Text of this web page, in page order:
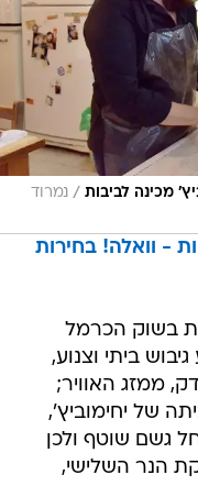
מכינה לביבות / נמרוד
- וואלה! בחירות
בשוק הכרמל
ביתי וצנוע,
ממזג האוויר;
של יחימוביץ',
גשם שוטף ולכן
הנר השלישי,